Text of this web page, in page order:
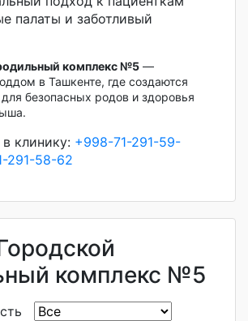
палаты и заботливый
комплекс №5 —
в Ташкенте, где создаются
безопасных родов и здоровья
клинику: +998-71-291-59-
291-58-62
комплекс №5